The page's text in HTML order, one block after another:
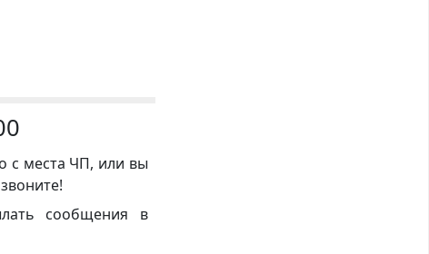
с места ЧП, или вы
сообщения в